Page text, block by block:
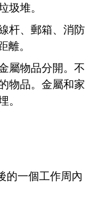
圾堆。
杆、郵箱、消防
。
屬物品分開。不
物品。金屬和家
。
的一個工作周內